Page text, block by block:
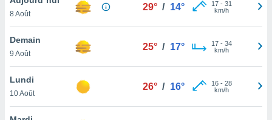
et
»,
au
vous
qu'ils
ou
8 Août
29° / 14° 17- 31
km/h
Demain
9 Août
25° / 17° 17- 34
km/h
Lundi
10 Août
26° / 16° 16- 28
km/h